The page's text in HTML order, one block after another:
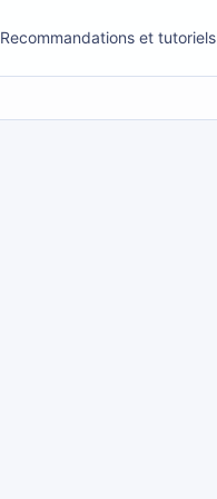
Recommandations et tutoriels